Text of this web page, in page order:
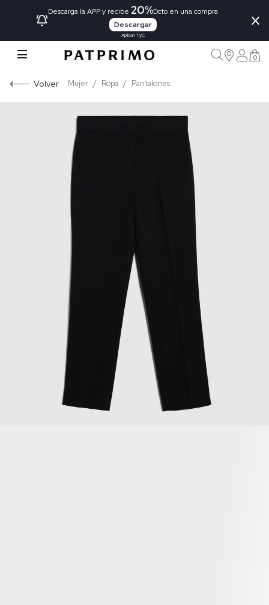
Descarga la APP y recibe 20%Dcto en una compra
Descargar
Aplican TyC
×
0
Volver Mujer Ropa Pantalones